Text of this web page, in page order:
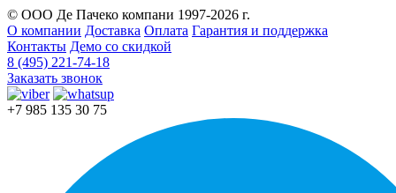
© ООО Де Пачеко компани 1997-2026 г.
О компании Доставка Оплата Гарантия и поддержка
Контакты Демо со скидкой
8 (495) 221-74-18
Заказать звонок
+7 985 135 30 75